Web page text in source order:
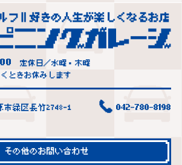
定休日／水曜・木曜
ときお休みします
市緑区長竹2748-1 042-780-8198
その他のお問い合わせ